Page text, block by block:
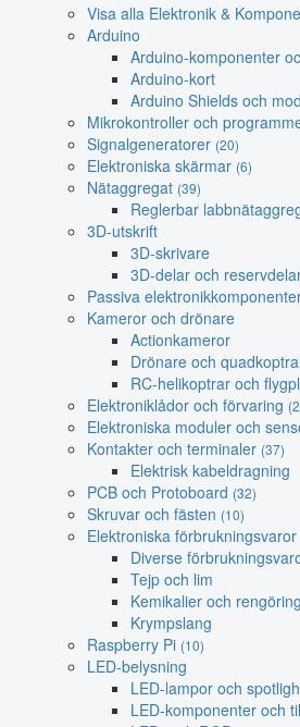
Visa alla Elektronik &
Arduino
Arduino-komponenter
Arduino-kort
Arduino Shields och
Mikrokontroller och
Signalgeneratorer (20)
Elektroniska skärmar (6)
Nätaggregat (39)
Reglerbar
3D-utskrift
3D-skrivare
3D-delar och
Passiva
Kameror och drönare
Actionkameror
Drönare och
RC-helikoptrar och
Elektroniklådor och förvaring
Elektroniska moduler och
Kontakter och terminaler (37)
Elektrisk kabeldragning
PCB och Protoboard (32)
Skruvar och fästen (10)
Elektroniska förbrukningsvaror
Diverse
Tejp och lim
Kemikalier och rengöring
Krympslang
Raspberry Pi (10)
LED-belysning
LED-lampor och
LED-komponenter och